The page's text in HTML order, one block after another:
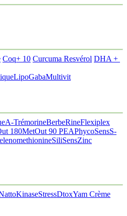
Coq+ 10 Curcuma Resvérol DHA +
LipoGabaMultivit
A-TrémorineBerbeRineFlexiplex
180MetOut 90 PEAPhycoSensS-
SiliSensZinc
StressDtoxYam Crème